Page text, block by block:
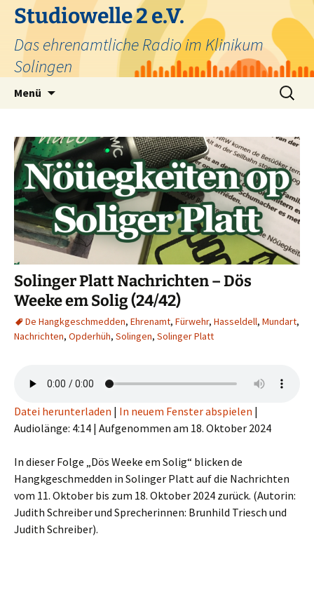
Zum
Inhalt
springen
Studiowelle 2 e.V.
Das ehrenamtliche Radio im Klinikum
Solingen
Menü
Suchen
nach:
Solinger Platt Nachrichten – Dös
Weeke em Solig (24/42)
De Hangkgeschmedden, Ehrenamt, Fürwehr, Hasseldell, Mundart,
Nachrichten, Opderhüh, Solingen, Solinger Platt
Datei herunterladen | In neuem Fenster abspielen |
Audiolänge: 4:14 | Aufgenommen am 18. Oktober 2024
In dieser Folge „Dös Weeke em Solig“ blicken de
Hangkgeschmedden in Solinger Platt auf die Nachrichten
vom 11. Oktober bis zum 18. Oktober 2024 zurück. (Autorin:
Judith Schreiber und Sprecherinnen: Brunhild Triesch und
Judith Schreiber).